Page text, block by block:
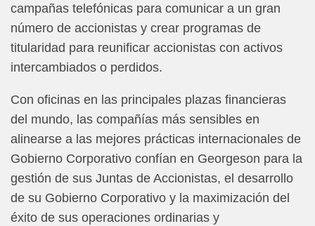
campañas telefónicas para comunicar a un gran
número de accionistas y crear programas de
titularidad para reunificar accionistas con activos
intercambiados o perdidos.
Con oficinas en las principales plazas financieras
del mundo, las compañías más sensibles en
alinearse a las mejores prácticas internacionales de
Gobierno Corporativo confían en Georgeson para la
gestión de sus Juntas de Accionistas, el desarrollo
de su Gobierno Corporativo y la maximización del
éxito de sus operaciones ordinarias y